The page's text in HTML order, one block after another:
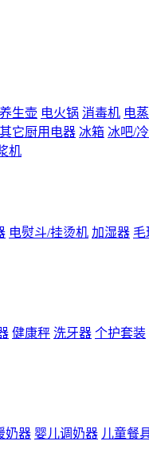
养生壶 电火锅 消毒机 电
其它厨用电器 冰箱 冰吧/
机
电熨斗/挂烫机 加湿器 毛
健康秤 洗牙器 个护套装
奶器 婴儿调奶器 儿童餐